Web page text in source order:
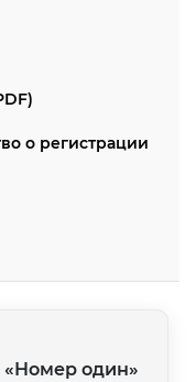
о регистрации
один»